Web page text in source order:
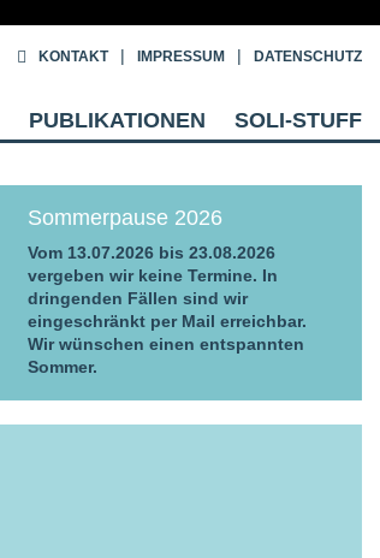
PUBLIKATIONEN SOLI-STUFF
KONTAKT IMPRESSUM DATENSCHUTZ
Sommerpause 2026
Vom 13.07.2026 bis 23.08.2026
vergeben wir keine Termine. In
dringenden Fällen sind wir
eingeschränkt per Mail erreichbar.
Wir wünschen einen entspannten
Sommer.